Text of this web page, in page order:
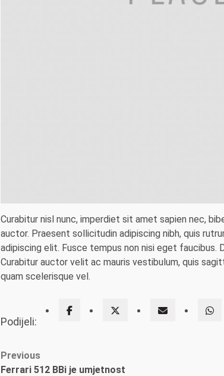
Curabitur nisl nunc, imperdiet sit amet sapien nec,
auctor. Praesent sollicitudin adipiscing nibh, quis
adipiscing elit. Fusce tempus non nisi eget
Curabitur auctor velit ac mauris vestibulum, quis
quam scelerisque vel.
Podijeli:
Post
Previous
Ferrari 512 BBi je umjetnost